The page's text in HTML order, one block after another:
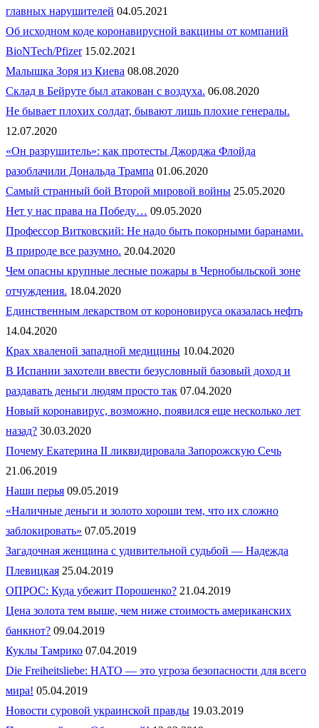
главных нарушителей 04.05.2021
Об исходном коде коронавирусной вакцины от компаний
BioNTech/Pfizer 15.02.2021
Малышка Зоря из Киева 08.08.2020
Склад в Бейруте был атакован с воздуха. 06.08.2020
Не бывает плохих солдат, бывают лишь плохие генералы.
12.07.2020
«Он разрушитель»: как протесты Джорджа Флойда
разоблачили Дональда Трампа 01.06.2020
Самый странный бой Второй мировой войны 25.05.2020
Нет у нас права на Победу… 09.05.2020
Профессор Витковский: Не надо быть покорными баранами.
В природе все разумно. 20.04.2020
Чем опасны крупные лесные пожары в Чернобыльской зоне
отчуждения. 18.04.2020
Единственным лекарством от короновируса оказалась нефть
14.04.2020
Крах хваленой западной медицины 10.04.2020
В Испании захотели ввести безусловный базовый доход и
раздавать деньги людям просто так 07.04.2020
Новый коронавирус, возможно, появился еще несколько лет
назад? 30.03.2020
Почему Екатерина II ликвидировала Запорожскую Сечь
21.06.2019
Наши перья 09.05.2019
«Наличные деньги и золото хороши тем, что их сложно
заблокировать» 07.05.2019
Загадочная женщина с удивительной судьбой — Надежда
Плевицкая 25.04.2019
ОПРОС: Куда убежит Порошенко? 21.04.2019
Цена золота тем выше, чем ниже стоимость американских
банкнот? 09.04.2019
Куклы Тамрико 07.04.2019
Die Freiheitsliebe: НАТО — это угроза безопасности для всего
мира! 05.04.2019
Новости суровой украинской правды 19.03.2019